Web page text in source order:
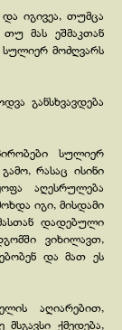
იგივეა, თუმცა
თუ მას ეშმაკთან
სულიერ მოძღვარს
განსხვავდება
სულიერ
რასაც ისინი
აღესრულება
იგი, მისდამი
დადებული
ვიხილავთ,
და მათ ეს
აღიარებით,
ქმედება,